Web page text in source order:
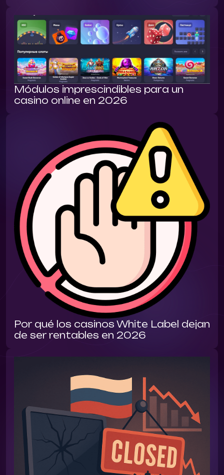
Módulos imprescindibles para un
casino online en 2026
Por qué los casinos White Label dejan
de ser rentables en 2026